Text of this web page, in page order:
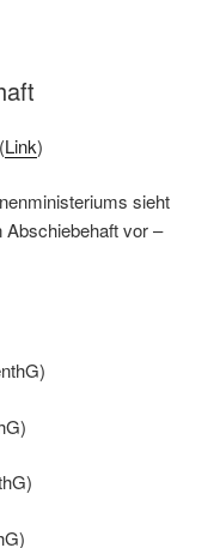
Link)
sieht
Abschiebehaft vor –